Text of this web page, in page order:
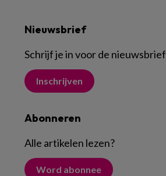
Nieuwsbrief
Schrijf je in voor de nieuwsbrief
Inschrijven
Abonneren
Alle artikelen lezen?
Word abonnee